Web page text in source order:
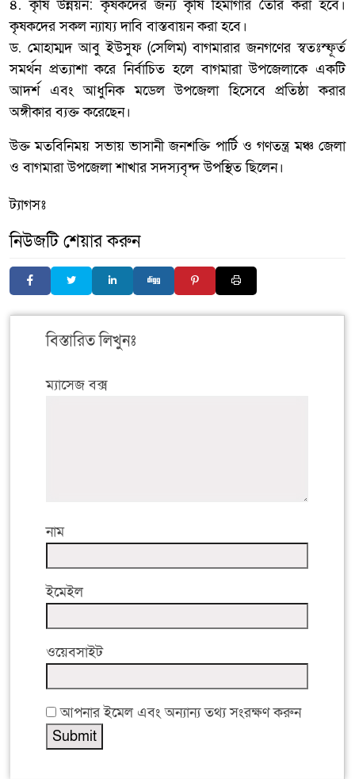
​৪. কৃষি উন্নয়ন: কৃষকদের জন্য কৃষি হিমাগার তৈরি করা হবে।
কৃষকদের সকল ন্যায্য দাবি বাস্তবায়ন করা হবে।
​ড. মোহাম্মদ আবু ইউসুফ (সেলিম) বাগমারার জনগণের স্বতঃস্ফূর্ত
সমর্থন প্রত্যাশা করে নির্বাচিত হলে বাগমারা উপজেলাকে একটি
আদর্শ এবং আধুনিক মডেল উপজেলা হিসেবে প্রতিষ্ঠা করার
অঙ্গীকার ব্যক্ত করেছেন।
উক্ত মতবিনিময় সভায় ভাসানী জনশক্তি পার্টি ও গণতন্ত্র মঞ্চ জেলা
ও বাগমারা উপজেলা শাখার সদস্যবৃন্দ উপস্থিত ছিলেন।
ট্যাগসঃ
নিউজটি শেয়ার করুন
বিস্তারিত লিখুনঃ
ম্যাসেজ বক্স
নাম
ইমেইল
ওয়েবসাইট
আপনার ইমেল এবং অন্যান্য তথ্য সংরক্ষণ করুন